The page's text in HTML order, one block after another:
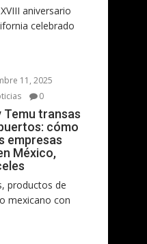
aniversario
celebrado
11, 2025
0
Temu transas
cómo
empresas
México,
productos de
mexicano con